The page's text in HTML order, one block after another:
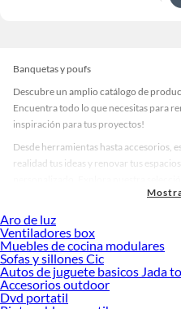
Banquetas y poufs
Descubre un amplio catálogo de
Encuentra todo lo que necesitas para
inspiración para tus proyectos!
Desde herramientas hasta accesorios,
realidad tus ideas y renovar tus
accesorios de calidad que te ayudarán
Desde remodelaciones hasta proyectos
tus ideas realidad. ¡Visítanos y
Banquetas y poufs!
Explora la variedad de productos de
Herramientas, materiales y accesorios
Aro de luz
Ventiladores box
Muebles de cocina modulares
Sofas y sillones Cic
Autos de juguete basicos Jada
Accesorios outdoor
Dvd portatil